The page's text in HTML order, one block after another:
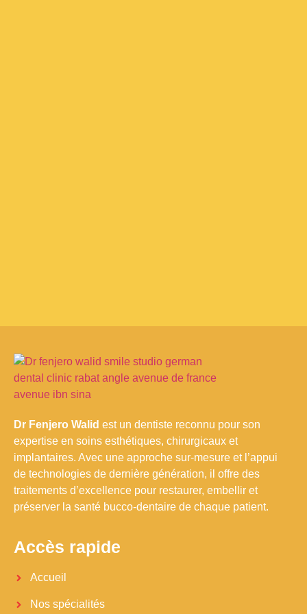
Dr Fenjero Walid est un dentiste reconnu pour son
expertise en soins esthétiques, chirurgicaux et
implantaires. Avec une approche sur-mesure et l’appui
de technologies de dernière génération, il offre des
traitements d’excellence pour restaurer, embellir et
préserver la santé bucco-dentaire de chaque patient.
Accès rapide
Accueil
Nos spécialités